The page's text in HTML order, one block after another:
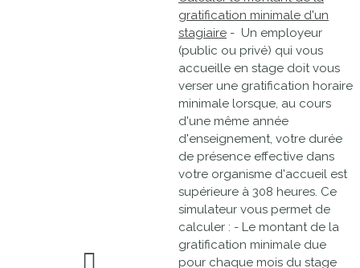
gratification minimale d'un
stagiaire - Un employeur
(public ou privé) qui vous
accueille en stage doit vous
verser une gratification horaire
minimale lorsque, au cours
d'une même année
d'enseignement, votre durée
de présence effective dans
votre organisme d'accueil est
supérieure à 308 heures. Ce
simulateur vous permet de
calculer : - Le montant de la
gratification minimale due
pour chaque mois du stage